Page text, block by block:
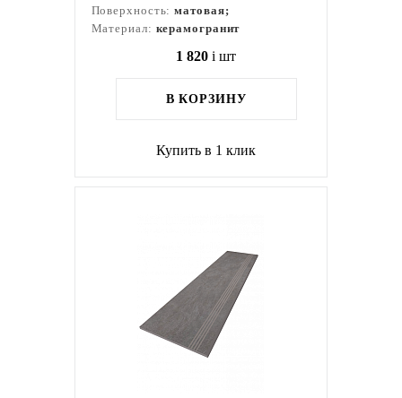
Поверхность:матовая;
Материал: керамогранит
1 820 i шт
В КОРЗИНУ
Купить в 1 клик